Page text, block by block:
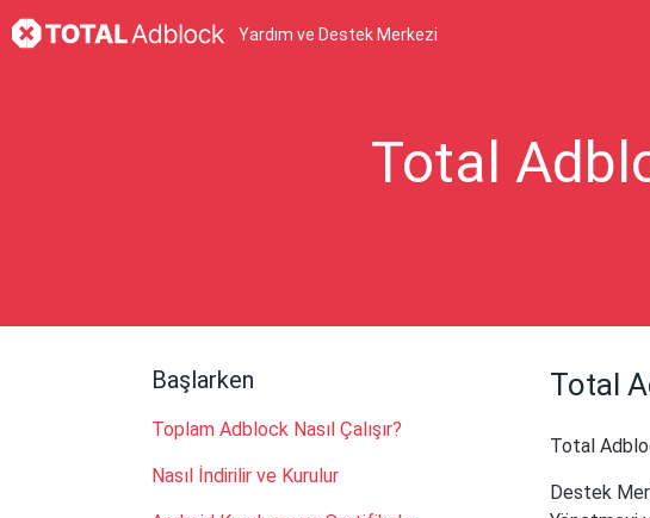
Yardım ve Destek Merkezi
Total
Başlarken
Toplam Adblock Nasıl Çalışır?
Nasıl İndirilir ve Kurulur
Total
Total
Destek